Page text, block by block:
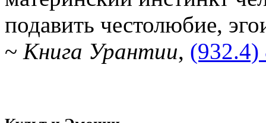
подавить честолюбие,
~ Книга Урантии, (932.4)